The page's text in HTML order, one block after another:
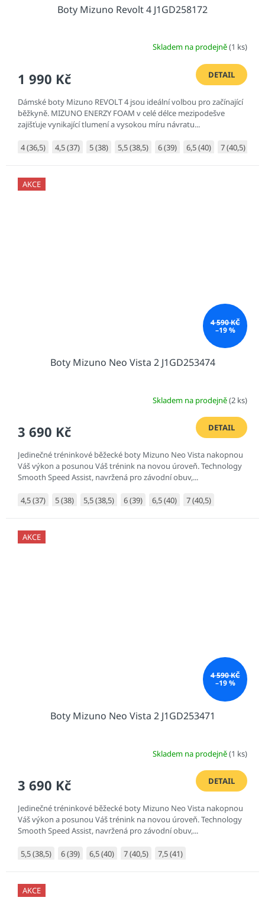
Boty Mizuno Revolt 4 J1GD258172
Skladem na prodejně(1 ks)
1 990 Kč DETAIL
Dámské boty Mizuno REVOLT 4 jsou ideální volbou pro začínající
běžkyně. MIZUNO ENERZY FOAM v celé délce mezipodešve
zajišťuje vynikající tlumení a vysokou míru návratu...
4 (36,5) 4,5 (37) 5 (38) 5,5 (38,5) 6 (39) 6,5 (40) 7 (40,5)
AKCE
4 590 KČ
–19 %
Boty Mizuno Neo Vista 2 J1GD253474
Skladem na prodejně(2 ks)
3 690 Kč DETAIL
Jedinečné tréninkové běžecké boty Mizuno Neo Vista nakopnou
Váš výkon a posunou Váš trénink na novou úroveň. Technology
Smooth Speed Assist, navržená pro závodní obuv,...
4,5 (37) 5 (38) 5,5 (38,5) 6 (39) 6,5 (40) 7 (40,5)
AKCE
4 590 KČ
–19 %
Boty Mizuno Neo Vista 2 J1GD253471
Skladem na prodejně(1 ks)
3 690 Kč DETAIL
Jedinečné tréninkové běžecké boty Mizuno Neo Vista nakopnou
Váš výkon a posunou Váš trénink na novou úroveň. Technology
Smooth Speed Assist, navržená pro závodní obuv,...
5,5 (38,5) 6 (39) 6,5 (40) 7 (40,5) 7,5 (41)
AKCE